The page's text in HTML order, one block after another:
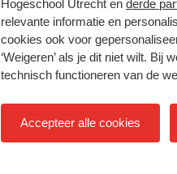
Hogeschool Utrecht en derde
relevante informatie en
cookies ook voor
‘Weigeren’ als je dit niet wilt.
technisch functioneren van de
Accepteer alle cookies